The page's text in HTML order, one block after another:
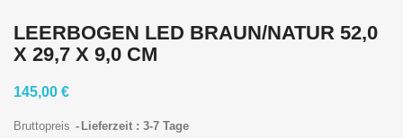
LEERBOGEN LED BRAUN/NATUR 52,0
X 29,7 X 9,0 CM
145,00 €
Bruttopreis Lieferzeit : 3-7 Tage